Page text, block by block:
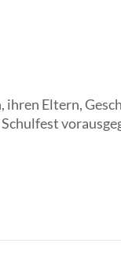
ihren Eltern,